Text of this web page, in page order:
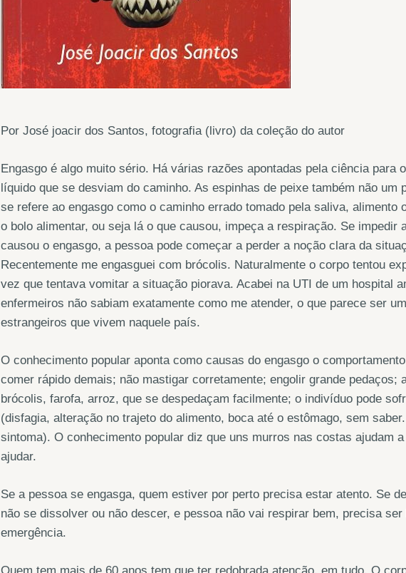
Por José joacir dos Santos, fotografia (livro) da coleção do autor
Engasgo é algo muito sério. Há várias razões apontadas pela ciência para
líquido que se desviam do caminho. As espinhas de peixe também não um
se refere ao engasgo como o caminho errado tomado pela saliva, alimento
o bolo alimentar, ou seja lá o que causou, impeça a respiração. Se impedir
causou o engasgo, a pessoa pode começar a perder a noção clara da
Recentemente me engasguei com brócolis. Naturalmente o corpo tentou
vez que tentava vomitar a situação piorava. Acabei na UTI de um hospital
enfermeiros não sabiam exatamente como me atender, o que parece ser
estrangeiros que vivem naquele país.
O conhecimento popular aponta como causas do engasgo o
comer rápido demais; não mastigar corretamente; engolir grande pedaços;
brócolis, farofa, arroz, que se despedaçam facilmente; o indivíduo pode
(disfagia, alteração no trajeto do alimento, boca até o estômago, sem
sintoma). O conhecimento popular diz que uns murros nas costas ajudam
ajudar.
Se a pessoa se engasga, quem estiver por perto precisa estar atento. Se
não se dissolver ou não descer, e pessoa não vai respirar bem, precisa
emergência.